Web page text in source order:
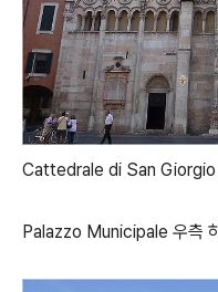
Cattedrale di San
Palazzo Municipale 우측